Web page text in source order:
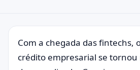
Imóvel
Legal
Com a chegada das fintechs,
crédito empresarial se tornou